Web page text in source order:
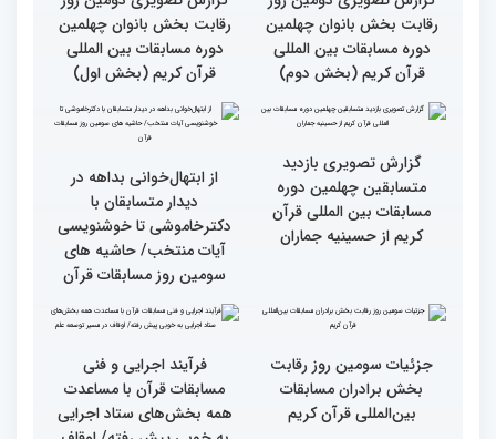
گزارش تصویری سومین روز
رقابت بخش برادران
چهلمین دوره مسابقات
بین‌المللی قرآن کریم(بخش
دوم)
گزارش تصویری سومین روز
رقابت بخش برادران
چهلمین دوره مسابقات
بین‌المللی قرآن کریم(بخش
اول)
گزارش تصویری نشست
صمیمی رئیس سازمان اوقاف
متسابقین چهلمین دوره
مسابقات بین المللی قرآن
کریم(بخش دوم)
گزارش تصویری نشست
صمیمی رئیس سازمان اوقاف
و امور خیریه با هیأت داوران
خواهران و برادران،
متسابقین چهلمین دوره
مسابقات بین المللی قرآن
کریم(بخش اول)